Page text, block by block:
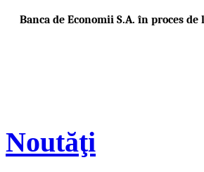
Banca de Economii S.A. în proces
Noutăţi